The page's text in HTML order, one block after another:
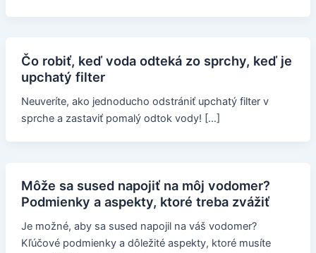
Čo robiť, keď voda odteká zo sprchy, keď je
upchatý filter
Neuveríte, ako jednoducho odstrániť upchatý filter v
sprche a zastaviť pomalý odtok vody! […]
Môže sa sused napojiť na môj vodomer?
Podmienky a aspekty, ktoré treba zvážiť
Je možné, aby sa sused napojil na váš vodomer?
Kľúčové podmienky a dôležité aspekty, ktoré musíte